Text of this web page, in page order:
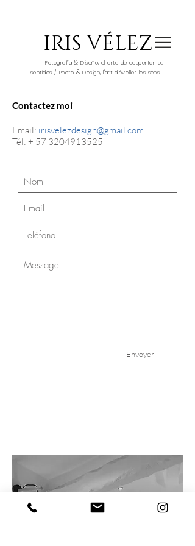
IRIS VÉLEZ
Fotografía& Diseño, el arte de despertar los
sentidos / Photo & Design, l'art d'éveiller les sens
Contactez moi
Email: irisvelezdesign@gmail.com
Tél: + 57 3204913525
Envoyer